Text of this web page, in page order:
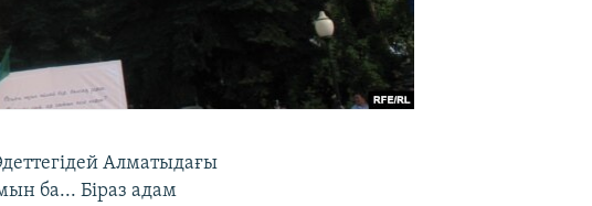
Алматыдағы
ба... Біраз адам